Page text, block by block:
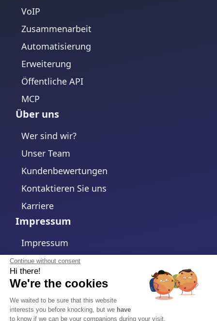
Continue without consent
Hi there!
We're the cookies
We waited to be sure that this website
interests you before knocking, but we have
to know if we can be your companions during your visit.
VoIP
Zusammenarbeit
Automatisierung
Erweiterung
Öffentliche API
MCP
Über uns
Wer sind wir?
Unser Team
Kundenbewertungen
Kontaktieren Sie uns
Karriere
Impressum
Impressum
Datenschutzerklärung
Cookie-Richtlinie
Cookie-Einstellungen ändern
Allgemeine Geschäftsbedingungen